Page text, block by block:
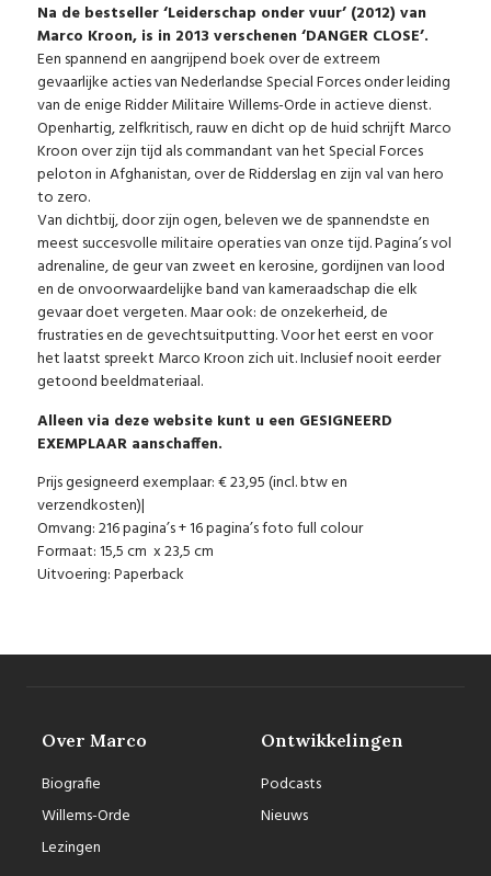
Na de bestseller ‘Leiderschap onder vuur’ (2012) van
Marco Kroon, is in 2013 verschenen ‘DANGER CLOSE’.
Een spannend en aangrijpend boek over de extreem
gevaarlijke acties van Nederlandse Special Forces onder leiding
van de enige Ridder Militaire Willems-Orde in actieve dienst.
Openhartig, zelfkritisch, rauw en dicht op de huid schrijft Marco
Kroon over zijn tijd als commandant van het Special Forces
peloton in Afghanistan, over de Ridderslag en zijn val van hero
to zero.
Van dichtbij, door zijn ogen, beleven we de spannendste en
meest succesvolle militaire operaties van onze tijd. Pagina’s vol
adrenaline, de geur van zweet en kerosine, gordijnen van lood
en de onvoorwaardelijke band van kameraadschap die elk
gevaar doet vergeten. Maar ook: de onzekerheid, de
frustraties en de gevechtsuitputting. Voor het eerst en voor
het laatst spreekt Marco Kroon zich uit. Inclusief nooit eerder
getoond beeldmateriaal.
Alleen via deze website kunt u een GESIGNEERD
EXEMPLAAR aanschaffen.
Prijs gesigneerd exemplaar: € 23,95 (incl. btw en
verzendkosten)|
Omvang: 216 pagina’s + 16 pagina’s foto full colour
Formaat: 15,5 cm x 23,5 cm
Uitvoering: Paperback
Over Marco
Biografie
Willems-Orde
Lezingen
Ontwikkelingen
Podcasts
Nieuws